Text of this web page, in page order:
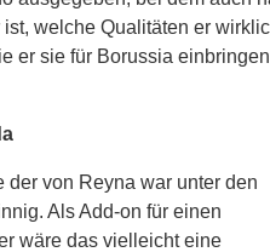
welche Qualitäten er
er sie für Borussia einbringen
von Reyna war unter den
Als Add-on für einen
wäre das vielleicht eine